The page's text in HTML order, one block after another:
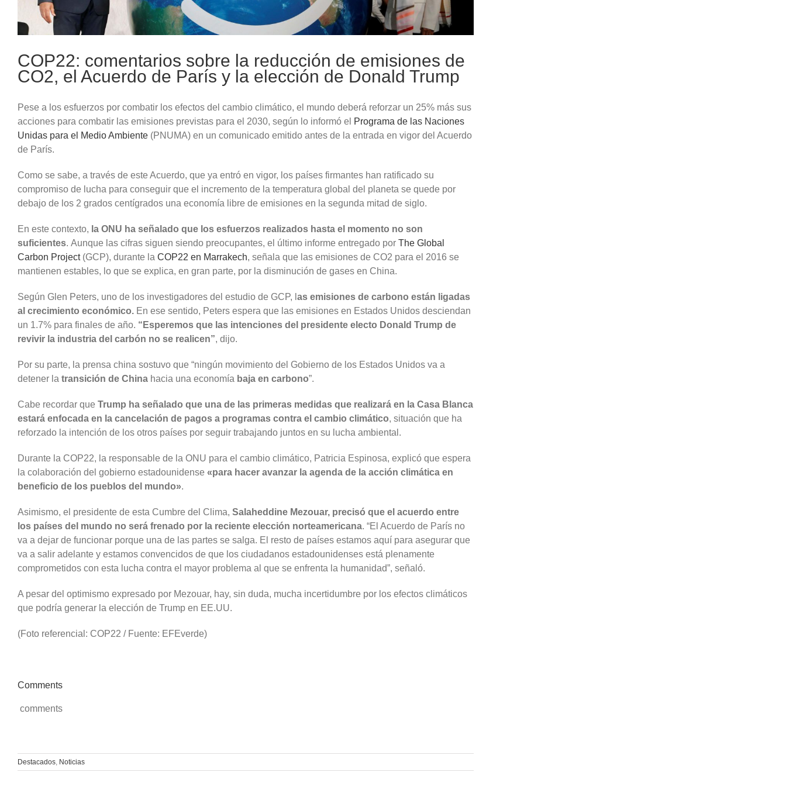
COP22: comentarios sobre la reducción de emisiones de
CO2, el Acuerdo de París y la elección de Donald Trump
Pese a los esfuerzos por combatir los efectos del cambio climático, el mundo deberá reforzar un 25% más sus
acciones para combatir las emisiones previstas para el 2030, según lo informó el
Programa de las Naciones
Unidas para el Medio Ambiente (PNUMA) en un comunicado emitido antes de la entrada en vigor del Acuerdo
de París.
Como se sabe, a través de este Acuerdo, que ya entró en vigor, los países firmantes han ratificado su
compromiso de lucha para conseguir que el incremento de la temperatura global del planeta se quede por
debajo de los 2 grados centígrados una economía libre de emisiones en la segunda mitad de siglo.
En este contexto, la ONU ha señalado que los esfuerzos realizados hasta el momento no son
suficientes. Aunque las cifras siguen siendo preocupantes, el último informe entregado por The Global
Carbon Project(GCP), durante la COP22 en Marrakech, señala que las emisiones de CO2 para el 2016 se
mantienen estables, lo que se explica, en gran parte, por la disminución de gases en China.
Según Glen Peters, uno de los investigadores del estudio de GCP, l as emisiones de carbono están ligadas
al crecimiento económico. En ese sentido, Peters espera que las emisiones en Estados Unidos desciendan
un 1.7% para finales de año. “Esperemos que las intenciones del presidente electo Donald Trump de
revivir la industria del carbón no se realicen”, dijo.
Por su parte, la prensa china sostuvo que “ningún movimiento del Gobierno de los Estados Unidos va a
detener la transición de China hacia una economía baja en carbono”.
Cabe recordar que Trump ha señalado que una de las primeras medidas que realizará en la Casa Blanca
estará enfocada en la cancelación de pagos a programas contra el cambio climático, situación que ha
reforzado la intención de los otros países por seguir trabajando juntos en su lucha ambiental.
Durante la COP22, la responsable de la ONU para el cambio climático, Patricia Espinosa, explicó que espera
la colaboración del gobierno estadounidense «para hacer avanzar la agenda de la acción climática en
beneficio de los pueblos del mundo».
Asimismo, el presidente de esta Cumbre del Clima, Salaheddine Mezouar, precisó que el acuerdo entre
los países del mundo no será frenado por la reciente elección norteamericana. “El Acuerdo de París no
va a dejar de funcionar porque una de las partes se salga. El resto de países estamos aquí para asegurar que
va a salir adelante y estamos convencidos de que los ciudadanos estadounidenses está plenamente
comprometidos con esta lucha contra el mayor problema al que se enfrenta la humanidad”, señaló.
A pesar del optimismo expresado por Mezouar, hay, sin duda, mucha incertidumbre por los efectos climáticos
que podría generar la elección de Trump en EE.UU.
(Foto referencial: COP22 / Fuente: EFEverde)
Comments
comments
Destacados, Noticias